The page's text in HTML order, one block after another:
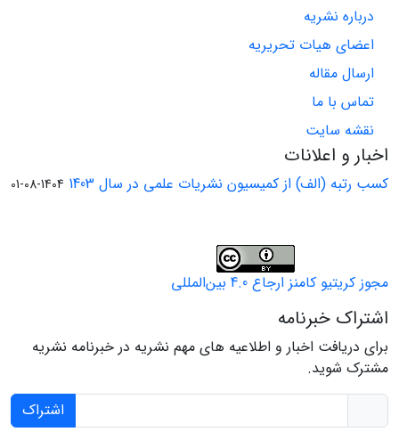
درباره نشریه
اعضای هیات تحریریه
ارسال مقاله
تماس با ما
نقشه سایت
اخبار و اعلانات
کسب رتبه (الف) از کمیسیون نشریات علمی در سال 1403 1404-08-01
مجوز کریتیو کامنز ارجاع 4.0 بین‌المللی
اشتراک خبرنامه
برای دریافت اخبار و اطلاعیه های مهم نشریه در خبرنامه نشریه
مشترک شوید.
اشتراک